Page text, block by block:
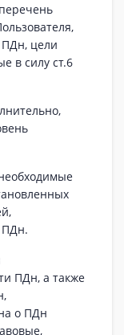
ПДн, цели
в силу ст.6
ПДн.
ПДн, а также
о ПДн